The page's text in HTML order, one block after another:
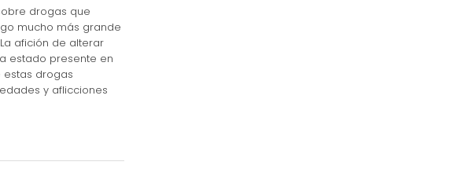
drogas que
mucho más grande
afición de alterar
estado presente en
estas drogas
y aflicciones